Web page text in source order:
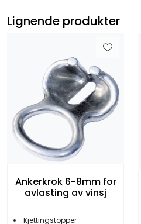
Lignende produkter
Ankerkrok 6-8mm for
avlasting av vinsj
Kjettingstopper